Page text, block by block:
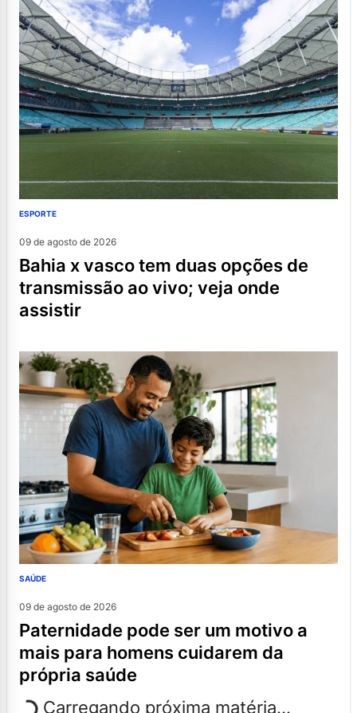
ESPORTE
09 de agosto de 2026
bahia x vasco tem duas opções de
transmissão ao vivo; veja onde
assistir
SAÚDE
09 de agosto de 2026
paternidade pode ser um motivo a
mais para homens cuidarem da
própria saúde
Carregando próxima matéria...